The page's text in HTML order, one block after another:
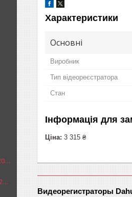
https://www.facebook.com/faraon2000ck/
https://www.instagram.com/faraon2000com/
Характеристики
Основні
Виробник
Тип відеореєстратора
Стан
Інформація для
Ціна: 3 315 ₴
Видеорегистраторы